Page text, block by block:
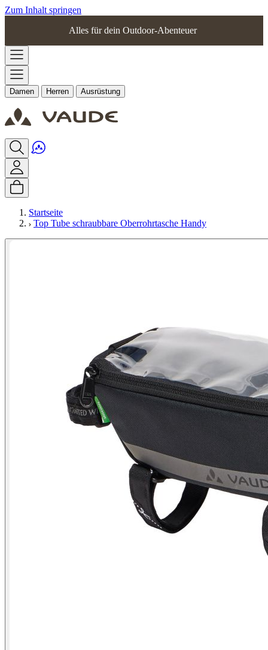
Zum Inhalt springen
Alles für dein Outdoor-Abenteuer
Damen Herren Ausrüstung
Startseite
Top Tube schraubbare Oberrohrtasche Handy